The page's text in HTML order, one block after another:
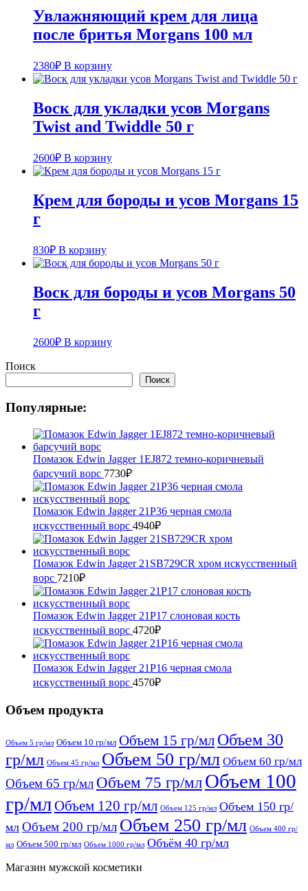
Увлажняющий крем для лица
после бритья Morgans 100 мл
2380₽ В корзину
Воск для укладки усов Morgans
Twist and Twiddle 50 г
2600₽ В корзину
Крем для бороды и усов Morgans 15
г
830₽ В корзину
Воск для бороды и усов Morgans 50
г
2600₽ В корзину
Поиск
Поиск
Популярные:
Помазок Edwin Jagger 1EJ872 темно-коричневый
барсучий ворс 7730₽
Помазок Edwin Jagger 21P36 черная смола
искусственный ворс 4940₽
Помазок Edwin Jagger 21SB729CR хром искусственный
ворс 7210₽
Помазок Edwin Jagger 21P17 слоновая кость
искусственный ворc 4720₽
Помазок Edwin Jagger 21P16 черная смола
искусственный ворс 4570₽
Объем продукта
Объем 5 гр/мл Объем 10 гр/мл Объем 15 гр/мл Объем 30
гр/мл Объем 45 гр/мл Объем 50 гр/мл Объем 60 гр/мл
Объем 65 гр/мл Объем 75 гр/мл Объем 100
гр/млОбъем 120 гр/мл Объем 125 гр/мл Объем 150 гр/
мл Объем 200 гр/мл Объем 250 гр/мл Объем 400 гр/
мл Объем 500 гр/мл Объем 1000 гр/мл Объём 40 гр/мл
Магазин мужской косметики